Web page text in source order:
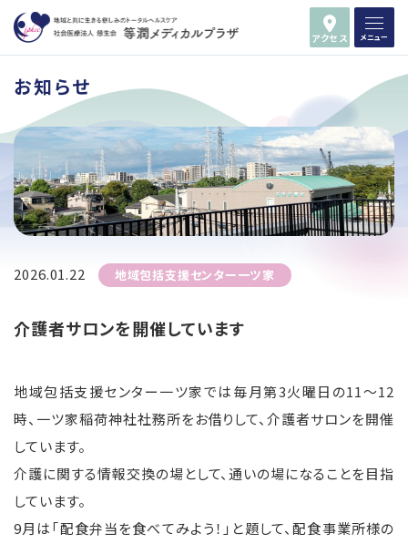
アクセス メニュー
お知らせ
2026.01.22 地域包括支援センター一ツ家
介護者サロンを開催しています
地域包括支援センター一ツ家では毎月第3火曜日の11～12
時、一ツ家稲荷神社社務所をお借りして、介護者サロンを開催
しています。
介護に関する情報交換の場として、通いの場になることを目指
しています。
9月は「配食弁当を食べてみよう！」と題して、配食事業所様の